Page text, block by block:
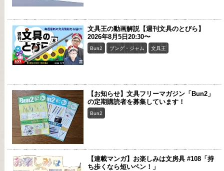
文具王の動画解説【週刊文具のとびら】
2026年8月5日20:30〜
Bun2 ブング・ジャム 文具王
【お知らせ】文具フリーマガジン「Bun2」
の定期購読者を募集しています！
Bun2
【連載マンガ】お楽しみは文房具 #108「持
ち歩くなら短いペン！」